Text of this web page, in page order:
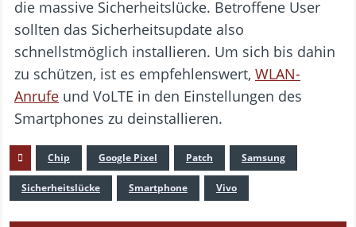
die massive Sicherheitslücke. Betroffene User
sollten das Sicherheitsupdate also
schnellstmöglich installieren. Um sich bis dahin
zu schützen, ist es empfehlenswert, WLAN-
Anrufe und VoLTE in den Einstellungen des
Smartphones zu deinstallieren.
Chip Google Pixel Patch Samsung
Sicherheitslücke Smartphone Vivo